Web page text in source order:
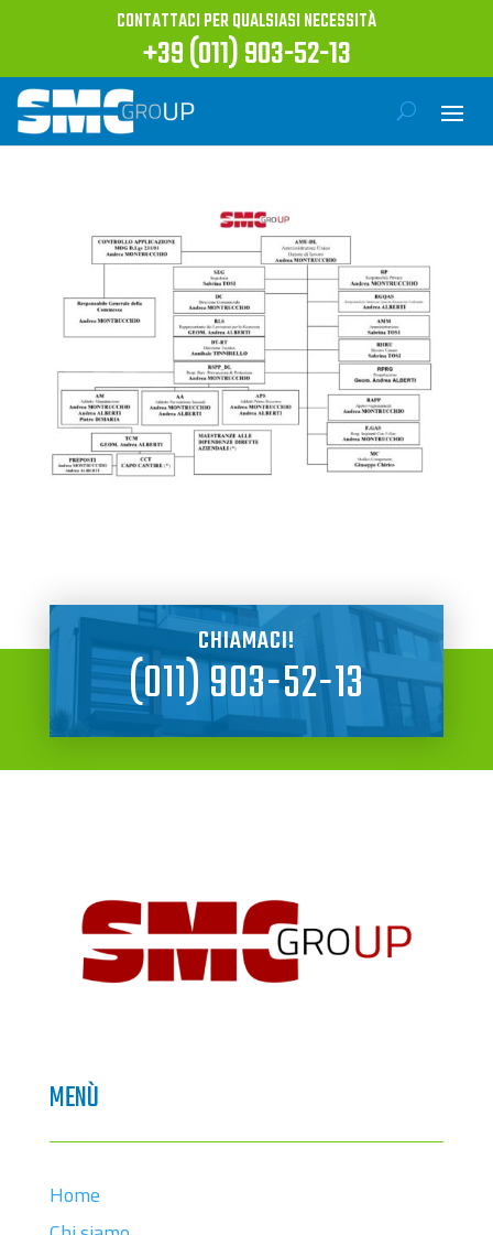
CONTATTACI PER QUALSIASI NECESSITÀ
+39 (011) 903-52-13
CHIAMACI!
(011) 903-52-13
MENÙ
Home